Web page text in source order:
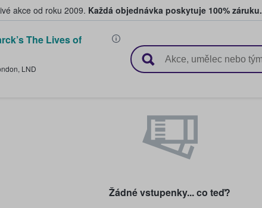
akce od roku 2009. Každá objednávka poskytuje 100% záruku.
kupují a prodávají vstupenky
The Lives of
, LND
Žádné vstupenky... co teď?